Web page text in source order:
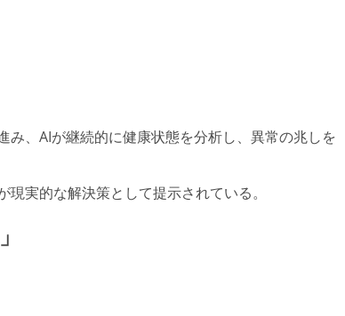
、AIが継続的に健康状態を分析し、異常の兆しを
現実的な解決策として提示されている。